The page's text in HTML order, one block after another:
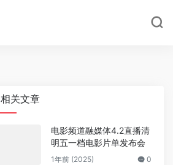
相关文章
电影频道融媒体4.2直播清
明五一档电影片单发布会
1年前 (2025) 0